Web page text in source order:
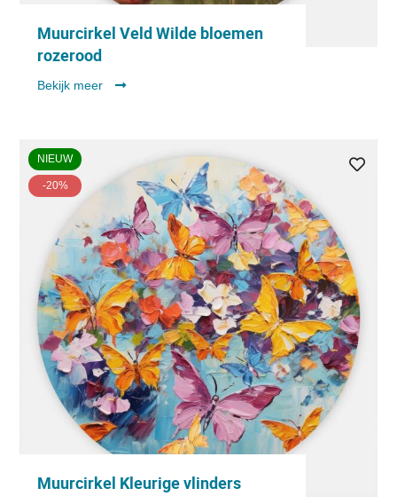
Muurcirkel Veld Wilde bloemen
rozerood
Bekijk meer
NIEUW
-20%
Muurcirkel Kleurige vlinders